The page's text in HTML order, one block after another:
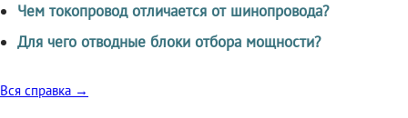
Чем токопровод отличается от шинопровода?
Для чего отводные блоки отбора мощности?
Вся справка →